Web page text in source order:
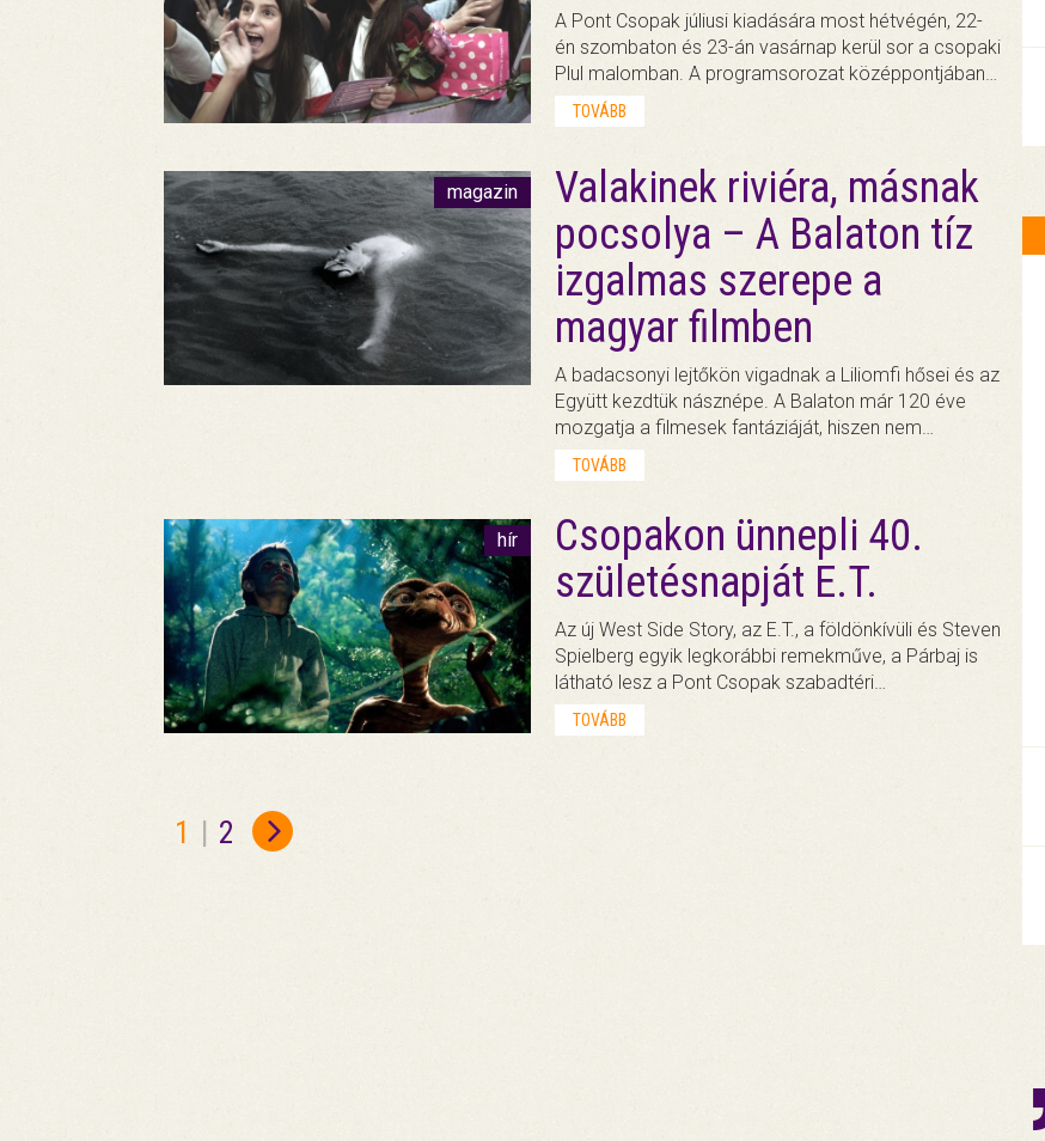
A Pont Csopak júliusi kiadására most hétvégén, 22-
én szombaton és 23-án vasárnap kerül sor a csopaki
Plul malomban. A programsorozat középpontjában…
TOVÁBB
magazin
Valakinek riviéra, másnak
pocsolya – A Balaton tíz
izgalmas szerepe a
magyar filmben
A badacsonyi lejtőkön vigadnak a Liliomfi hősei és az
Együtt kezdtük násznépe. A Balaton már 120 éve
mozgatja a filmesek fantáziáját, hiszen nem…
TOVÁBB
hír
Csopakon ünnepli 40.
születésnapját E.T.
Az új West Side Story, az E.T., a földönkívüli és Steven
Spielberg egyik legkorábbi remekműve, a Párbaj is
látható lesz a Pont Csopak szabadtéri…
TOVÁBB
1 | 2